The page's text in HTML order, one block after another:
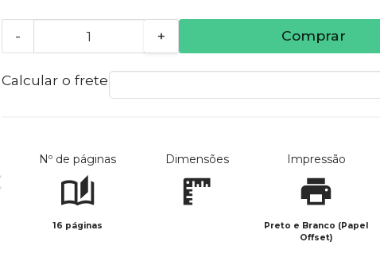
- + Comprar
Calcular o frete
Nº de páginas
16 páginas
Dimensões Impressão
Preto e Branco (Papel
Offset)